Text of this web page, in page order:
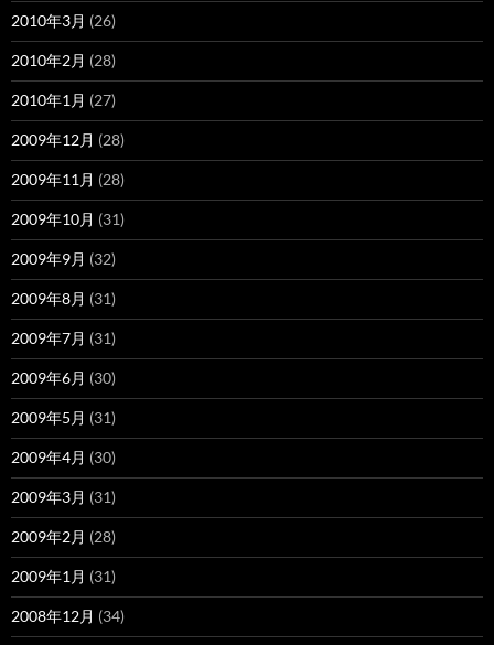
2010年3月 (26)
2010年2月 (28)
2010年1月 (27)
2009年12月 (28)
2009年11月 (28)
2009年10月 (31)
2009年9月 (32)
2009年8月 (31)
2009年7月 (31)
2009年6月 (30)
2009年5月 (31)
2009年4月 (30)
2009年3月 (31)
2009年2月 (28)
2009年1月 (31)
2008年12月 (34)